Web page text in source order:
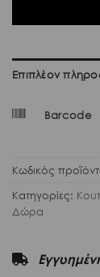
Επιπλέον
Barcode
Κωδικός
Κατηγορίες:
Δώρα